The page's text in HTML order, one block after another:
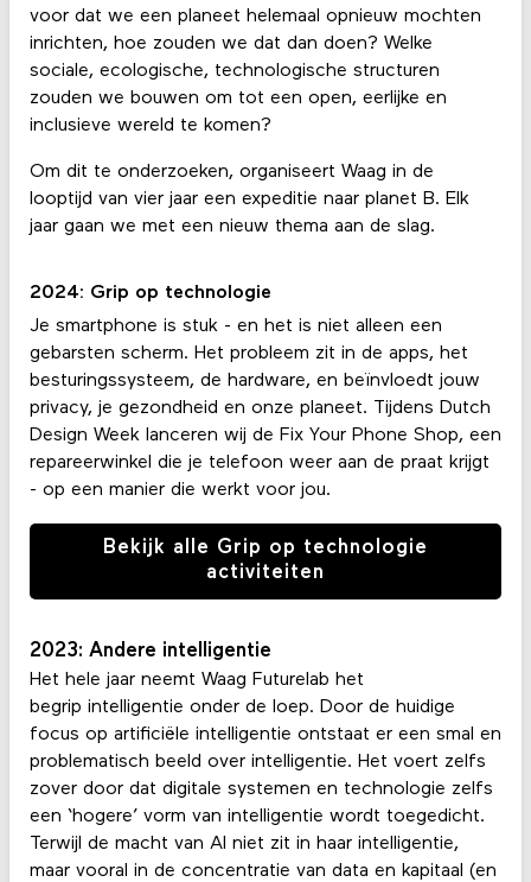
voor dat we een planeet helemaal opnieuw mochten
inrichten, hoe zouden we dat dan doen? Welke
sociale, ecologische, technologische structuren
zouden we bouwen om tot een open, eerlijke en
inclusieve wereld te komen?
Om dit te onderzoeken, organiseert Waag in de
looptijd van vier jaar een expeditie naar planet B. Elk
jaar gaan we met een nieuw thema aan de slag.
2024: Grip op technologie
Je smartphone is stuk - en het is niet alleen een
gebarsten scherm. Het probleem zit in de apps, het
besturingssysteem, de hardware, en beïnvloedt jouw
privacy, je gezondheid en onze planeet. Tijdens Dutch
Design Week lanceren wij de Fix Your Phone Shop, een
repareerwinkel die je telefoon weer aan de praat krijgt
- op een manier die werkt voor jou.
Bekijk alle Grip op technologie
activiteiten
2023: Andere intelligentie
Het hele jaar neemt Waag Futurelab het
begrip intelligentie onder de loep. Door de huidige
focus op artificiële intelligentie ontstaat er een smal en
problematisch beeld over intelligentie. Het voert zelfs
zover door dat digitale systemen en technologie zelfs
een ‘hogere’ vorm van intelligentie wordt toegedicht.
Terwijl de macht van AI niet zit in haar intelligentie,
maar vooral in de concentratie van data en kapitaal (en